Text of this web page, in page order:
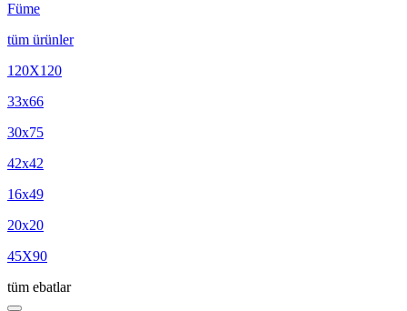
Füme
tüm ürünler
120X120
33x66
30x75
42x42
16x49
20x20
45X90
tüm ebatlar